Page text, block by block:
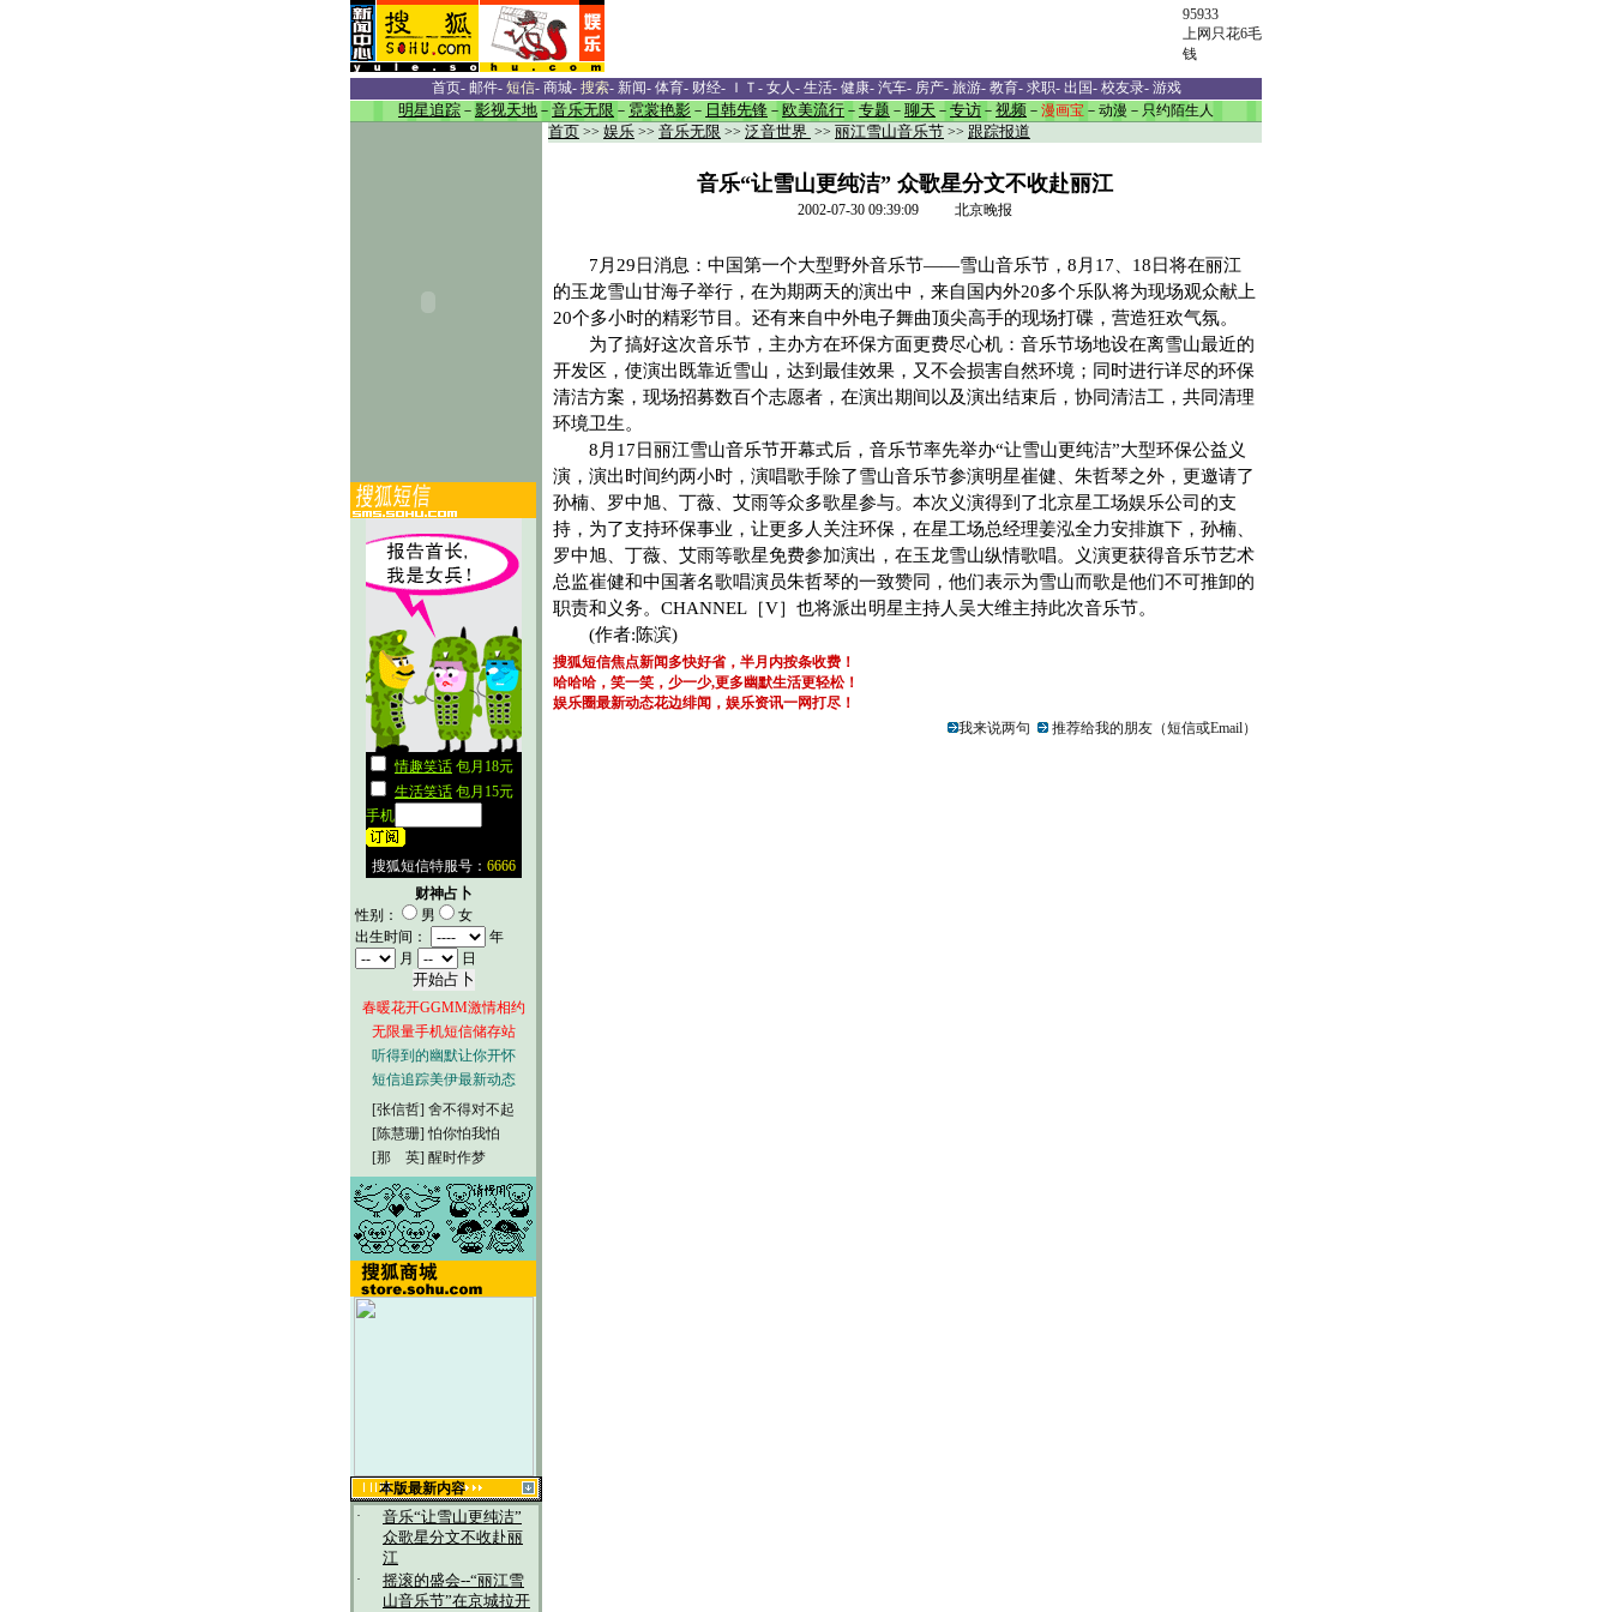
95933
上网只花6毛
钱
首页- 邮件- 短信- 商城- 搜索- 新闻- 体育- 财经- ＩＴ - 女人- 生活- 健康- 汽车- 房产- 旅游- 教育- 求职- 出国- 校友录- 游戏
明星追踪 － 影视天地 － 音乐无限 － 霓裳艳影 － 日韩先锋 － 欧美流行 － 专题 － 聊天 － 专访 － 视频 － 漫画宝 － 动漫 － 只约陌生人
财神占卜
性别：
男
女
出生时间：
年
月
日
春暖花开GGMM激情相约
无限量手机短信储存站
听得到的幽默让你开怀
短信追踪美伊最新动态
[张信哲] 舍不得对不起
[陈慧珊] 怕你怕我怕
[那 英] 醒时作梦
本版最新内容
·
音乐“让雪山更纯洁”
众歌星分文不收赴丽
江
·
摇滚的盛会--“丽江雪
山音乐节”在京城拉开
首页 >> 娱乐 >> 音乐无限 >> 泛音世界 >> 丽江雪山音乐节 >> 跟踪报道
音乐“让雪山更纯洁” 众歌星分文不收赴丽江
2002-07-30 09:39:09 北京晚报
7月29日消息：中国第一个大型野外音乐节——雪山音乐节，8月17、18日将在丽江
的玉龙雪山甘海子举行，在为期两天的演出中，来自国内外20多个乐队将为现场观众献上
20个多小时的精彩节目。还有来自中外电子舞曲顶尖高手的现场打碟，营造狂欢气氛。
为了搞好这次音乐节，主办方在环保方面更费尽心机：音乐节场地设在离雪山最近的
开发区，使演出既靠近雪山，达到最佳效果，又不会损害自然环境；同时进行详尽的环保
清洁方案，现场招募数百个志愿者，在演出期间以及演出结束后，协同清洁工，共同清理
环境卫生。
8月17日丽江雪山音乐节开幕式后，音乐节率先举办“让雪山更纯洁”大型环保公益义
演，演出时间约两小时，演唱歌手除了雪山音乐节参演明星崔健、朱哲琴之外，更邀请了
孙楠、罗中旭、丁薇、艾雨等众多歌星参与。本次义演得到了北京星工场娱乐公司的支
持，为了支持环保事业，让更多人关注环保，在星工场总经理姜泓全力安排旗下，孙楠、
罗中旭、丁薇、艾雨等歌星免费参加演出，在玉龙雪山纵情歌唱。义演更获得音乐节艺术
总监崔健和中国著名歌唱演员朱哲琴的一致赞同，他们表示为雪山而歌是他们不可推卸的
职责和义务。CHANNEL［V］也将派出明星主持人吴大维主持此次音乐节。
(作者:陈滨)
搜狐短信焦点新闻多快好省，半月内按条收费！
哈哈哈，笑一笑，少一少,更多幽默生活更轻松！
娱乐圈最新动态花边绯闻，娱乐资讯一网打尽！
我来说两句
推荐给我的朋友（短信或Email）